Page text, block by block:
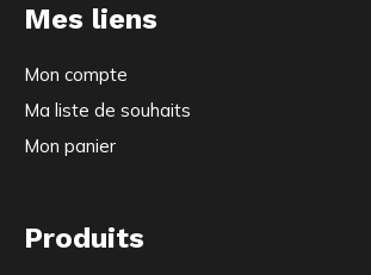
Mes liens
Mon compte
Ma liste de souhaits
Mon panier
Produits